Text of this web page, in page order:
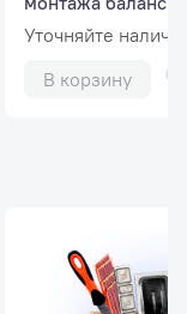
станка
Уточняйте
В корзину